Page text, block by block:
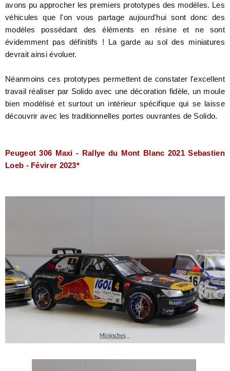
avons pu approcher les premiers prototypes des modèles. Les
véhicules que l'on vous partage aujourd'hui sont donc des
modèles possédant des éléments en résine et ne sont
évidemment pas définitifs ! La garde au sol des miniatures
devrait ainsi évoluer.
Néanmoins ces prototypes permettent de constater l'excellent
travail réaliser par Solido avec une décoration fidèle, un moule
bien modélisé et surtout un intérieur spécifique qui se laisse
découvrir avec les traditionnelles portes ouvrantes de Solido.
Peugeot 306 Maxi - Rallye du Mont Blanc 2021 Sebastien
Loeb - Févirer 2023*